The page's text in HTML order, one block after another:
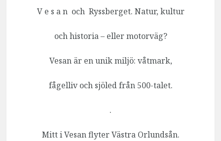
V e s a n och Ryssberget. Natur, kultur
och historia – eller motorväg?
Vesan är en unik miljö: våtmark,
fågelliv och sjöled från 500-talet.
.
Mitt i Vesan flyter Västra Orlundsån.